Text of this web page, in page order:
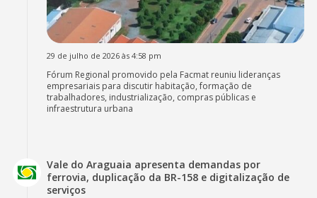
29 de julho de 2026 às 4:58 pm
Fórum Regional promovido pela Facmat reuniu lideranças
empresariais para discutir habitação, formação de
trabalhadores, industrialização, compras públicas e
infraestrutura urbana
Vale do Araguaia apresenta demandas por
ferrovia, duplicação da BR-158 e digitalização de
serviços